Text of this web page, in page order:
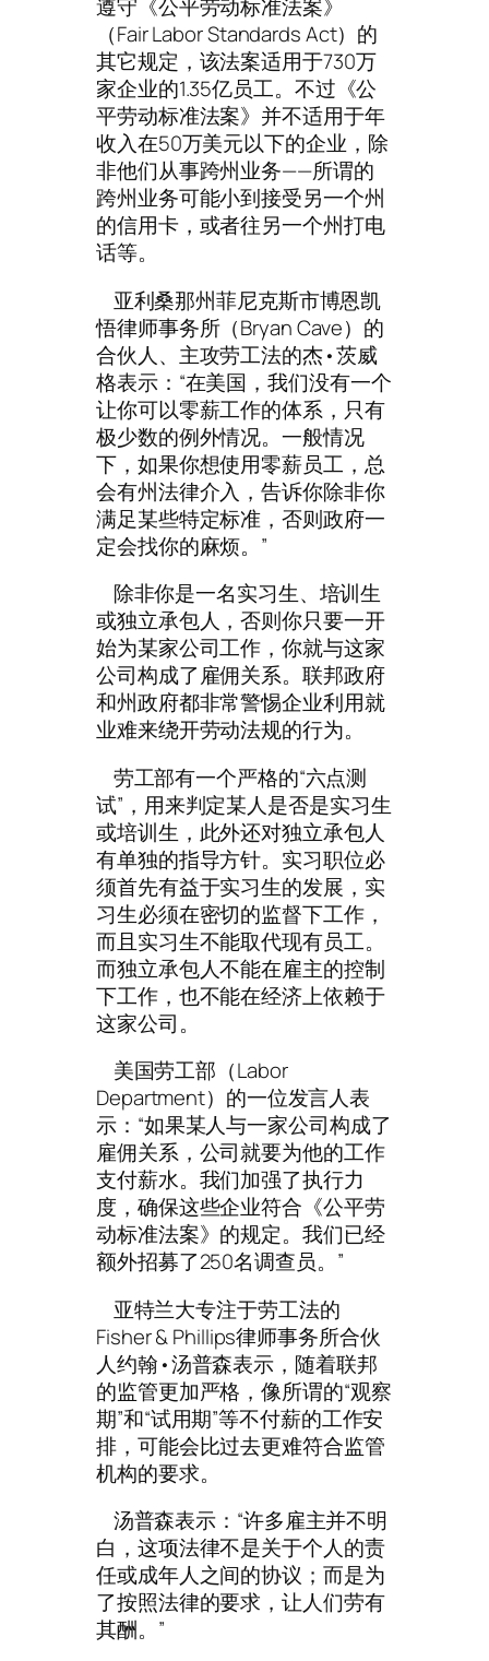
遵守《公平劳动标准法案》
（Fair Labor Standards Act）的
其它规定，该法案适用于730万
家企业的1.35亿员工。不过《公
平劳动标准法案》并不适用于年
收入在50万美元以下的企业，除
非他们从事跨州业务——所谓的
跨州业务可能小到接受另一个州
的信用卡，或者往另一个州打电
话等。
亚利桑那州菲尼克斯市博恩凯
悟律师事务所（Bryan Cave）的
合伙人、主攻劳工法的杰•茨威
格表示：“在美国，我们没有一个
让你可以零薪工作的体系，只有
极少数的例外情况。一般情况
下，如果你想使用零薪员工，总
会有州法律介入，告诉你除非你
满足某些特定标准，否则政府一
定会找你的麻烦。”
除非你是一名实习生、培训生
或独立承包人，否则你只要一开
始为某家公司工作，你就与这家
公司构成了雇佣关系。联邦政府
和州政府都非常警惕企业利用就
业难来绕开劳动法规的行为。
劳工部有一个严格的“六点测
试”，用来判定某人是否是实习生
或培训生，此外还对独立承包人
有单独的指导方针。实习职位必
须首先有益于实习生的发展，实
习生必须在密切的监督下工作，
而且实习生不能取代现有员工。
而独立承包人不能在雇主的控制
下工作，也不能在经济上依赖于
这家公司。
美国劳工部（Labor
Department）的一位发言人表
示：“如果某人与一家公司构成了
雇佣关系，公司就要为他的工作
支付薪水。我们加强了执行力
度，确保这些企业符合《公平劳
动标准法案》的规定。我们已经
额外招募了250名调查员。”
亚特兰大专注于劳工法的
Fisher & Phillips律师事务所合伙
人约翰•汤普森表示，随着联邦
的监管更加严格，像所谓的“观察
期”和“试用期”等不付薪的工作安
排，可能会比过去更难符合监管
机构的要求。
汤普森表示：“许多雇主并不明
白，这项法律不是关于个人的责
任或成年人之间的协议；而是为
了按照法律的要求，让人们劳有
其酬。”